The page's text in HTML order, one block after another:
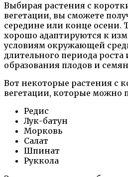
Выбирая растения с
вегетации, вы сможете
середине или конце осени.
хорошо адаптируются к
условиям окружающей
длительного периода роста
образования плодов и
Вот некоторые растения с
вегетации, которые можно
Редис
Лук-батун
Морковь
Салат
Шпинат
Руккола